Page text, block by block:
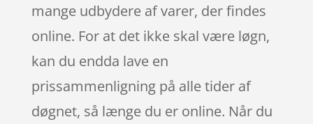
mange udbydere af varer, der findes
online. For at det ikke skal være løgn,
kan du endda lave en
prissammenligning på alle tider af
døgnet, så længe du er online. Når du